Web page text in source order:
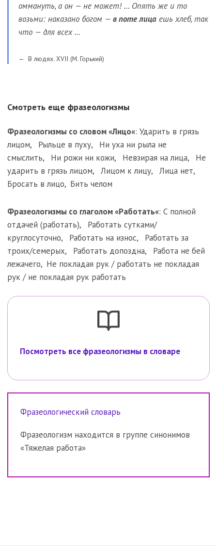
оммануть, а он — не может! … Опять же и то
возьми: наказано богом — в поте лица ешь хлеб, так
что — для всех …
В людях. XVII (М. Горький)
Смотреть еще фразеологизмы
Фразеологизмы со словом «Лицо«: Ударить в грязь
лицом, Рыльце в пуху, Ни уха ни рыла не
смыслить, Ни рожи ни кожи, Невзирая на лица, Не
ударить в грязь лицом, Лицом к лицу, Лица нет,
Бросать в лицо, Бить челом
Фразеологизмы со глаголом «Работать«: С полной
отдачей (работать), Работать сутками/
круглосуточно, Работать на износ, Работать за
троих/семерых, Работать допоздна, Работа не бей
лежачего, Не покладая рук / работать не покладая
рук / не покладая рук работать
Посмотреть все фразеологизмы в словаре
Фразеологический словарь
Фразеологизм находится в группе синонимов
«Тяжелая работа»